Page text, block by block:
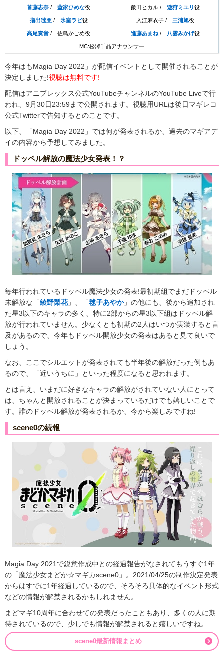
首藤志奈 / 藍家ひめな役 飯田ヒカル / 遊狩ミユリ役
指出毬亜/ 氷室ラビ役 入江麻衣子 / 三浦旭役
高尾奏音 / 佐鳥かごめ役 進藤あまね / 八雲みかげ役
MC:松澤千晶アナウンサー
今年はもMagia Day 2022」が配信イベントとして開催されることが
決定しました!視聴は無料です!
配信はアニプレックス公式YouTubeチャンネルのYouTube Liveで行
われ、9月30日23:59まで公開されます。視聴用URLは後日マギレコ
公式Twitterで告知するとのことです。
以下、「Magia Day 2022」では何が発表されるか、過去のマギアデ
イの内容から予想してみました。
ドッペル解放の魔法少女発表！？
毎年行われているドッペル魔法少女の発表!最初期組でまだドッペル
未解放な「綾野梨花」、「毬子あやか」の他にも、後から追加され
た星3以下のキャラの多く、特に2部からの星3以下組はドッペル解
放が行われていません。少なくとも初期の2人はいつか実装すると言
及があるので、今年もドッペル開放少女の発表はあると見て良いで
しょう。
なお、ここでシルエットが発表されても半年後の解放だった例もあ
るので、「近いうちに」といった程度になると思われます。
とは言え、いまだに好きなキャラの解放がされていない人にとって
は、ちゃんと開放されることが決まっているだけでも嬉しいことで
す。誰のドッペル解放が発表されるか、今から楽しみですね!
scene0の続報
Magia Day 2021で鋭意作成中との経過報告がなされてもうすぐ1年
の「魔法少女まどか☆マギカscene0」。2021/04/25の制作決定発表
からはすでに1年経過しているので、そろそろ具体的なイベント形式
などの情報が解禁されるかもしれません。
まどマギ10周年に合わせての発表だったこともあり、多くの人に期
待されているので、少しでも情報が解禁されると嬉しいですね。
scene0最新情報まとめ